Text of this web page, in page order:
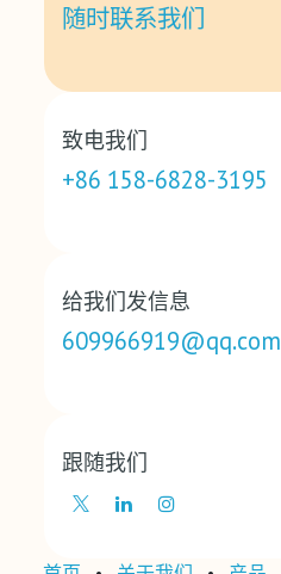
随时联系我们
致电我们
+86 158-6828-3195
给我们发信息
609966919@qq.com
跟随我们